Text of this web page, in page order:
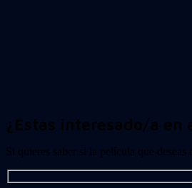
¿Estas interesado/a en
Si quieres saber si la película que